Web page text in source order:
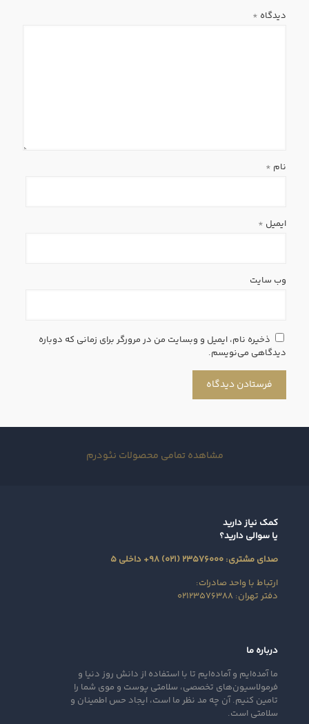
دیدگاه *
نام *
ایمیل *
وب‌ سایت
ذخیره نام، ایمیل و وبسایت من در مرورگر برای زمانی که دوباره
دیدگاهی می‌نویسم.
مشاهده تمامی محصولات نئودرم
کمک نیاز دارید
یا سوالی دارید؟
صدای مشتری: ۲۳۵۷۶۰۰۰ (۰۲۱) ۹۸+ داخلی ۵
ارتباط با واحد صادرات:
دفتر تهران: ۰۲۱۲۳۵۷۶۳۸۸
درباره ما
ما آمده‌ایم و آماده‌ایم تا با استفاده از دانش روز دنیا و
فرمولاسیون‌های تخصصی، سلامتی پوست و موی شما را
تامین کنیم. آن‌ چه مد نظر ما است، ایجاد حس اطمینان و
سلامتی است.